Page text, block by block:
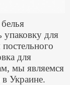
упаковку для
для
мы являемся
Украине.